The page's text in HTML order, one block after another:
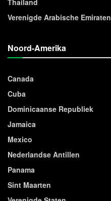
Thailand
Verenigde Arabische Emiraten
Noord-Amerika
Canada
Cuba
Dominicaanse Republiek
Jamaica
Mexico
Nederlandse Antillen
Panama
Sint Maarten